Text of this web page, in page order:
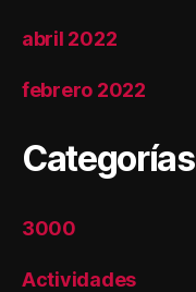
abril 2022
febrero 2022
Categorías
3000
Actividades